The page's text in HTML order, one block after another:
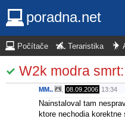
poradna.net
Počítače Teraristika
W2k modra
MM.. 08.09.2006 13:34
Nainstaloval tam
ktore nechodia korektne